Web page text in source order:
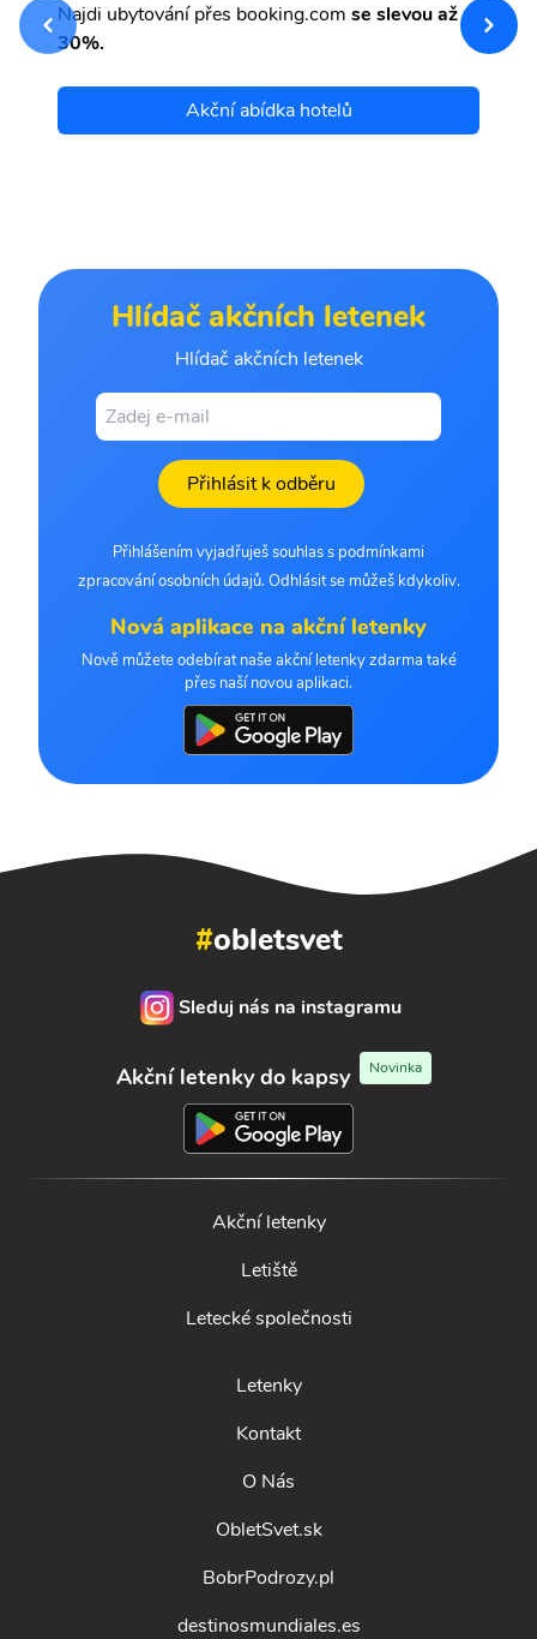
Najdi ubytování přes booking.com se slevou až
30%.
Akční abídka hotelů
Hlídač akčních letenek
Hlídač akčních letenek
Přihlásit k odběru
Přihlášením vyjadřuješ souhlas s podmínkami
zpracování osobních údajů. Odhlásit se můžeš kdykoliv.
Nová aplikace na akční letenky
Nově můžete odebírat naše akční letenky zdarma také
přes naší novou aplikaci.
#obletsvet
Sleduj nás na instagramu
Akční letenky do kapsy Novinka
Akční letenky
Letiště
Letecké společnosti
Letenky
Kontakt
O Nás
ObletSvet.sk
BobrPodrozy.pl
destinosmundiales.es